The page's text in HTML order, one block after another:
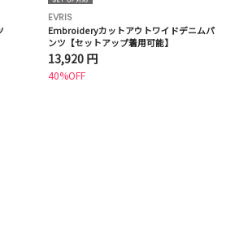
EVRIS
Embroideryカットアウトワイドデニムパ
ンツ【セットアップ着用可能】
13,920 円
40%OFF